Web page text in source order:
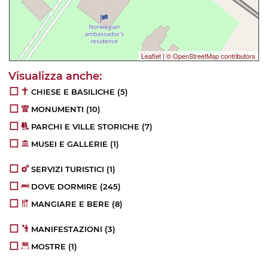
Leaflet | © OpenStreetMap contributors
CHIESE E BASILICHE (5)
MONUMENTI (10)
PARCHI E VILLE STORICHE (7)
MUSEI E GALLERIE (1)
SERVIZI TURISTICI (1)
DOVE DORMIRE (245)
MANGIARE E BERE (8)
MANIFESTAZIONI (3)
MOSTRE (1)